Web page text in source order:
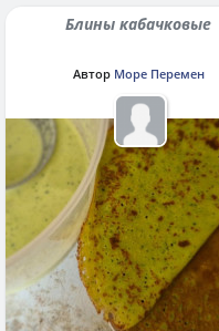
Блины кабачковые
Автор Море Перемен